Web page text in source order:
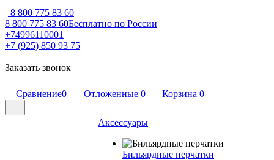
8 800 775 83 60
8 800 775 83 60Бесплатно по России
+74996110001
+7 (925) 850 93 75
Заказать звонок
Сравнение0 Отложенные 0 Корзина 0
Аксессуары
Бильярдные перчатки